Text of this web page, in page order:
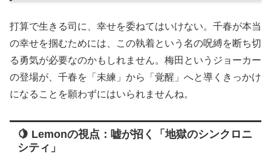
打算で生きる司に、幸せを委ねてはいけない。千春が本当
の幸せを掴むためには、この執着という名の呪縛を断ち切
る勇気が必要なのかもしれません。梅田というジョーカー
の登場が、千春を「未練」から「覚醒」へと導くきっかけ
になることを願わずにはいられませんね。
🍋 Lemonの視点：嘘が招く「地獄のシンクロニ
シティ」